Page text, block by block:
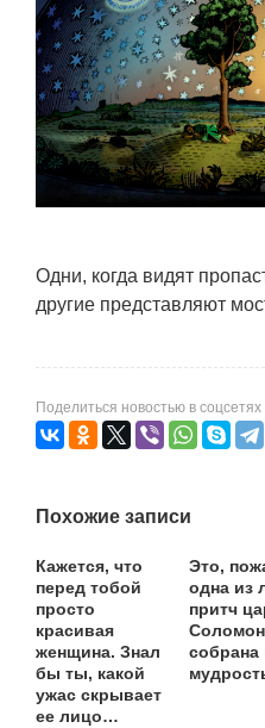
Одни, когда видят
другие представляют
Поделиться новостью в соцсетях
Похожие записи
Кажется, что
перед тобой
просто
красивая
женщина. Знал
бы ты, какой
ужас скрывает
ее лицо…
Это,
одна из
притч
собрана